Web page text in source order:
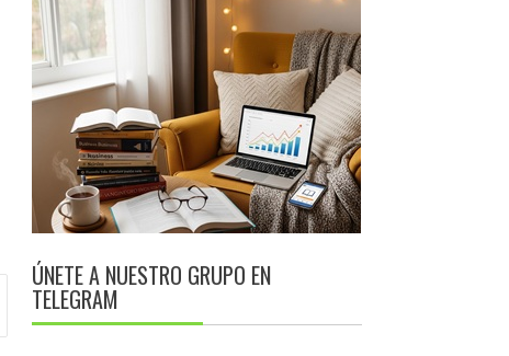
ÚNETE A NUESTRO GRUPO EN
TELEGRAM